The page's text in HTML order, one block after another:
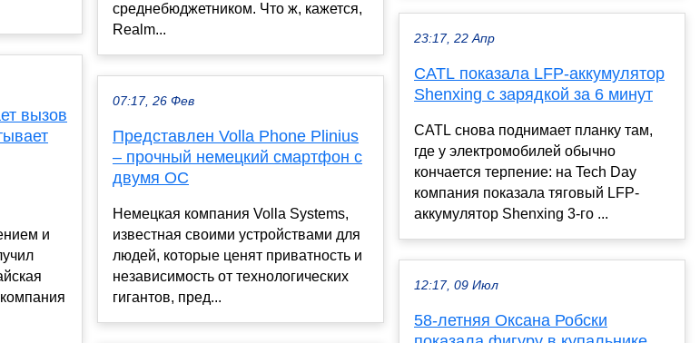
вызов
и
среднебюджетником. Что ж, кажется,
Realm...
07:17, 26 Фев
Представлен Volla Phone Plinius
– прочный немецкий смартфон с
двумя ОС
Немецкая компания Volla Systems,
известная своими устройствами для
людей, которые ценят приватность и
независимость от технологических
гигантов, пред...
23:17, 22 Апр
CATL показала LFP-аккумулятор
Shenxing с зарядкой за 6 минут
CATL снова поднимает планку там,
где у электромобилей обычно
кончается терпение: на Tech Day
компания показала тяговый LFP-
аккумулятор Shenxing 3-го ...
12:17, 09 Июл
58-летняя Оксана Робски